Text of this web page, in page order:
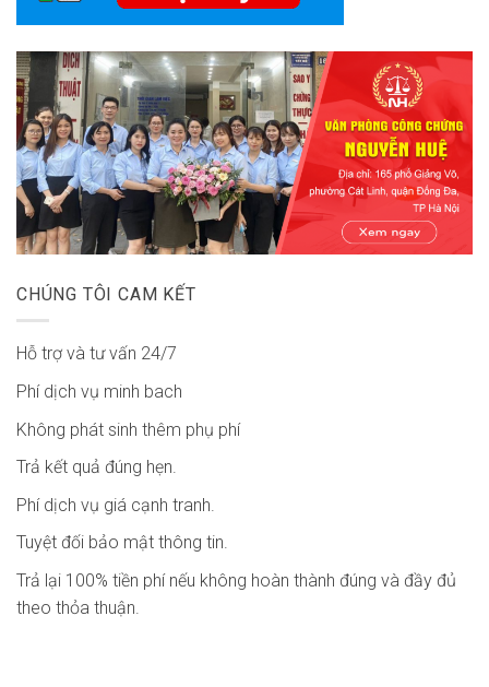
CHÚNG TÔI CAM KẾT
Hỗ trợ và tư vấn 24/7
Phí dịch vụ minh bach
Không phát sinh thêm phụ phí
Trả kết quả đúng hẹn.
Phí dịch vụ giá cạnh tranh.
Tuyệt đối bảo mật thông tin.
Trả lại 100% tiền phí nếu không hoàn thành đúng và đầy đủ
theo thỏa thuận.